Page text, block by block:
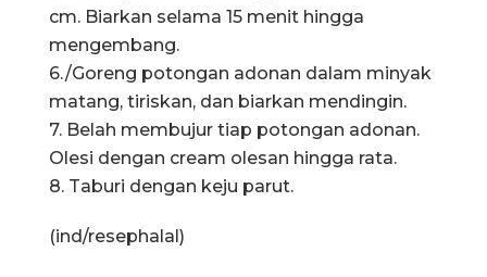
cm. Biarkan selama 15 menit hingga
mengembang.
6./Goreng potongan adonan dalam minyak
matang, tiriskan, dan biarkan mendingin.
7. Belah membujur tiap potongan adonan.
Olesi dengan cream olesan hingga rata.
8. Taburi dengan keju parut.
(ind/resephalal)